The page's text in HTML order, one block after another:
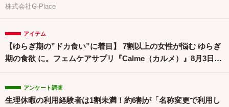
株式会社G-Place
アイテム
【ゆらぎ期の”ドカ食い”に着目】 7割以上の女性が悩む ゆらぎ
期の食欲 に。フェムケアサプリ『Calme（カルメ）』8月3日新
アンケート調査
生理休暇の利用経験者は1割未満！約6割が「名称変更で利用し